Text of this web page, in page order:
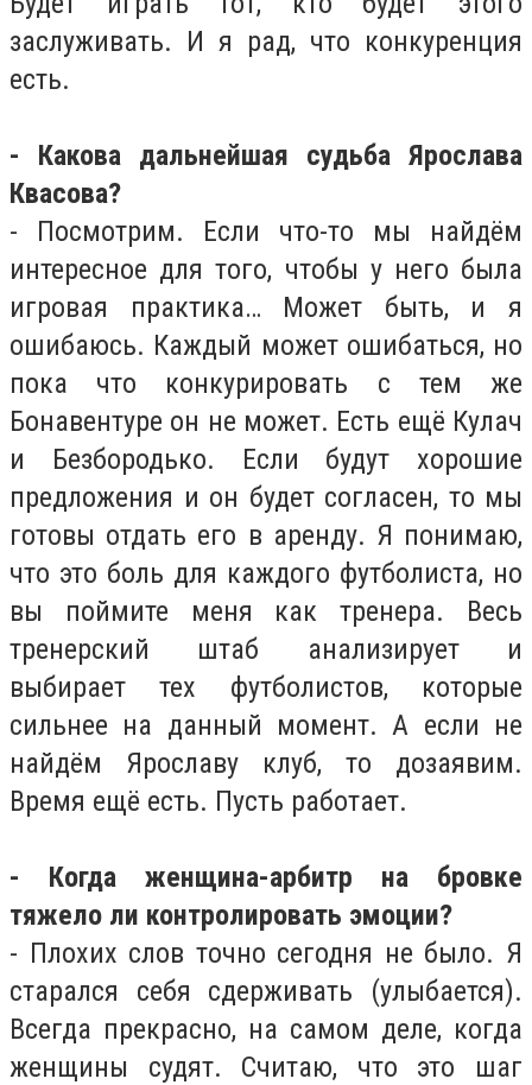
заслуживать. И я рад, что конкуренция
есть.
- Какова дальнейшая судьба Ярослава
Квасова?
- Посмотрим. Если что-то мы найдём
интересное для того, чтобы у него была
игровая практика… Может быть, и я
ошибаюсь. Каждый может ошибаться, но
пока что конкурировать с тем же
Бонавентуре он не может. Есть ещё Кулач
и Безбородько. Если будут хорошие
предложения и он будет согласен, то мы
готовы отдать его в аренду. Я понимаю,
что это боль для каждого футболиста, но
вы поймите меня как тренера. Весь
тренерский штаб анализирует и
выбирает тех футболистов, которые
сильнее на данный момент. А если не
найдём Ярославу клуб, то дозаявим.
Время ещё есть. Пусть работает.
- Когда женщина-арбитр на бровке
тяжело ли контролировать эмоции?
- Плохих слов точно сегодня не было. Я
старался себя сдерживать (улыбается).
Всегда прекрасно, на самом деле, когда
женщины судят. Считаю, что это шаг